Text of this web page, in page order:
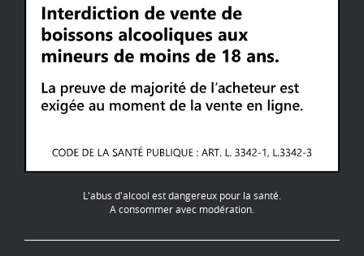
L'abus d'alcool est dangereux pour la santé.
A consommer avec modération.